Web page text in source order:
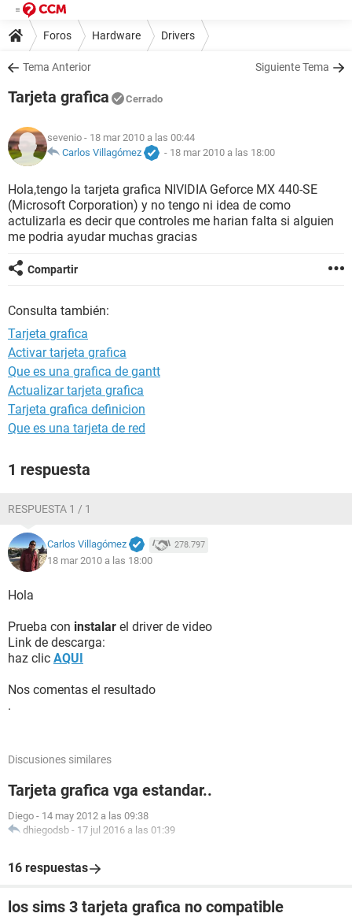
Foros Hardware Drivers
Tema Anterior Siguiente Tema
Tarjeta grafica Cerrado
sevenio - 18 mar 2010 a las 00:44
Carlos Villagómez
- 18 mar 2010 a las 18:00
Hola,tengo la tarjeta grafica NIVIDIA Geforce MX 440-SE
(Microsoft Corporation) y no tengo ni idea de como
actulizarla es decir que controles me harian falta si alguien
me podria ayudar muchas gracias
Compartir
Consulta también:
Tarjeta grafica
Activar tarjeta grafica
Que es una grafica de gantt
Actualizar tarjeta grafica
Tarjeta grafica definicion
Que es una tarjeta de red
1 respuesta
RESPUESTA 1 / 1
Carlos Villagómez 278.797
18 mar 2010 a las 18:00
Hola
Prueba con instalar el driver de video
Link de descarga:
haz clic AQUI
Nos comentas el resultado
.
Discusiones similares
Tarjeta grafica vga estandar..
Diego - 14 may 2012 a las 09:38
dhiegodsb - 17 jul 2016 a las 01:39
16 respuestas
los sims 3 tarjeta grafica no compatible